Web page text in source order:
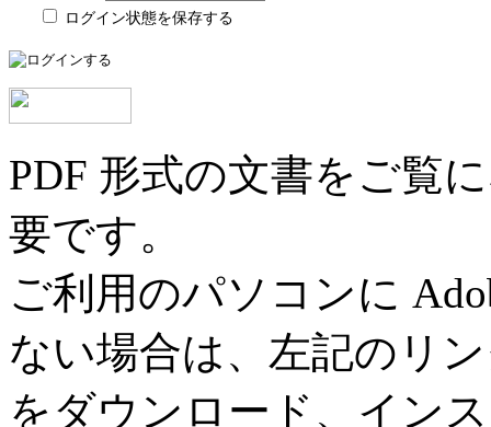
ログイン状態を保存する
PDF 形式の文書をご覧
要です。
ご利用のパソコンに
ない場合は、左記のリ
をダウンロード、イン